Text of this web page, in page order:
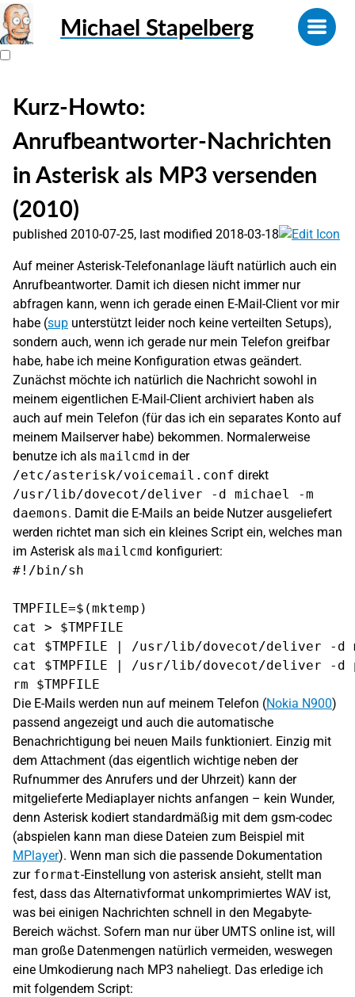
Michael Stapelberg
Kurz-Howto:
Anrufbeantworter-Nachrichten
in Asterisk als MP3 versenden
(2010)
published 2010-07-25, last modified 2018-03-18
Auf meiner Asterisk-Telefonanlage läuft natürlich auch ein
Anrufbeantworter. Damit ich diesen nicht immer nur
abfragen kann, wenn ich gerade einen E-Mail-Client vor mir
habe (sup unterstützt leider noch keine verteilten Setups),
sondern auch, wenn ich gerade nur mein Telefon greifbar
habe, habe ich meine Konfiguration etwas geändert.
Zunächst möchte ich natürlich die Nachricht sowohl in
meinem eigentlichen E-Mail-Client archiviert haben als
auch auf mein Telefon (für das ich ein separates Konto auf
meinem Mailserver habe) bekommen. Normalerweise
benutze ich als mailcmd in der
/etc/asterisk/voicemail.conf direkt
/usr/lib/dovecot/deliver -d michael -m
daemons. Damit die E-Mails an beide Nutzer ausgeliefert
werden richtet man sich ein kleines Script ein, welches man
im Asterisk als mailcmd konfiguriert:
#!/bin/sh
TMPFILE=$(mktemp)
cat > $TMPFILE
cat $TMPFILE | /usr/lib/dovecot/deliver -d
cat $TMPFILE | /usr/lib/dovecot/deliver -d
Die E-Mails werden nun auf meinem Telefon (Nokia N900)
passend angezeigt und auch die automatische
Benachrichtigung bei neuen Mails funktioniert. Einzig mit
dem Attachment (das eigentlich wichtige neben der
Rufnummer des Anrufers und der Uhrzeit) kann der
mitgelieferte Mediaplayer nichts anfangen – kein Wunder,
denn Asterisk kodiert standardmäßig mit dem gsm-codec
(abspielen kann man diese Dateien zum Beispiel mit
MPlayer). Wenn man sich die passende Dokumentation
zur format-Einstellung von asterisk ansieht, stellt man
fest, dass das Alternativformat unkomprimiertes WAV ist,
was bei einigen Nachrichten schnell in den Megabyte-
Bereich wächst. Sofern man nur über UMTS online ist, will
man große Datenmengen natürlich vermeiden, weswegen
eine Umkodierung nach MP3 naheliegt. Das erledige ich
mit folgendem Script: